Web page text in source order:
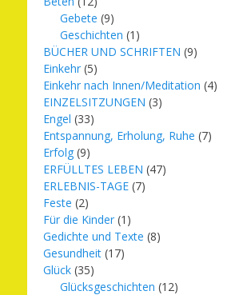
Gebete (9)
Geschichten (1)
BÜCHER UND SCHRIFTEN (9)
Einkehr (5)
Einkehr nach Innen/Meditation (4)
EINZELSITZUNGEN (3)
Engel (33)
Entspannung, Erholung, Ruhe (7)
Erfolg (9)
ERFÜLLTES LEBEN (47)
ERLEBNIS-TAGE (7)
Feste (2)
Für die Kinder (1)
Gedichte und Texte (8)
Gesundheit (17)
Glück (35)
Glücksgeschichten (12)